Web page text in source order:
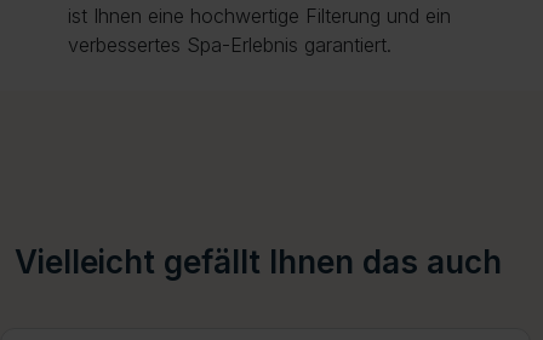
ist Ihnen eine hochwertige Filterung und ein
verbessertes Spa-Erlebnis garantiert.
Vielleicht gefällt Ihnen das auch